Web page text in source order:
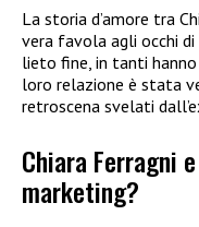
La storia d’amore tra
vera favola agli occhi di
lieto fine, in tanti
loro relazione è stata
retroscena svelati
Chiara Ferragni
marketing?